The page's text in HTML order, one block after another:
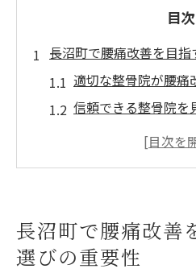
目次
長沼町で腰痛改善を目
適切な整骨院が腰痛
信頼できる整骨院を
スト
整骨院の選択が健康
長沼町で腰痛改善
選びの重要性